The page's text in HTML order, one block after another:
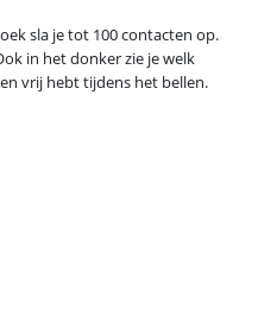
sla je tot 100 contacten op.
in het donker zie je welk
vrij hebt tijdens het bellen.